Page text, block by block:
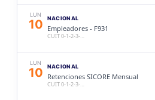
LUN
10 NACIONAL
Empleadores - F931
CUIT 0-1-2-3-…
LUN
10 NACIONAL
Retenciones SICORE Mensual
CUIT 0-1-2-3-…